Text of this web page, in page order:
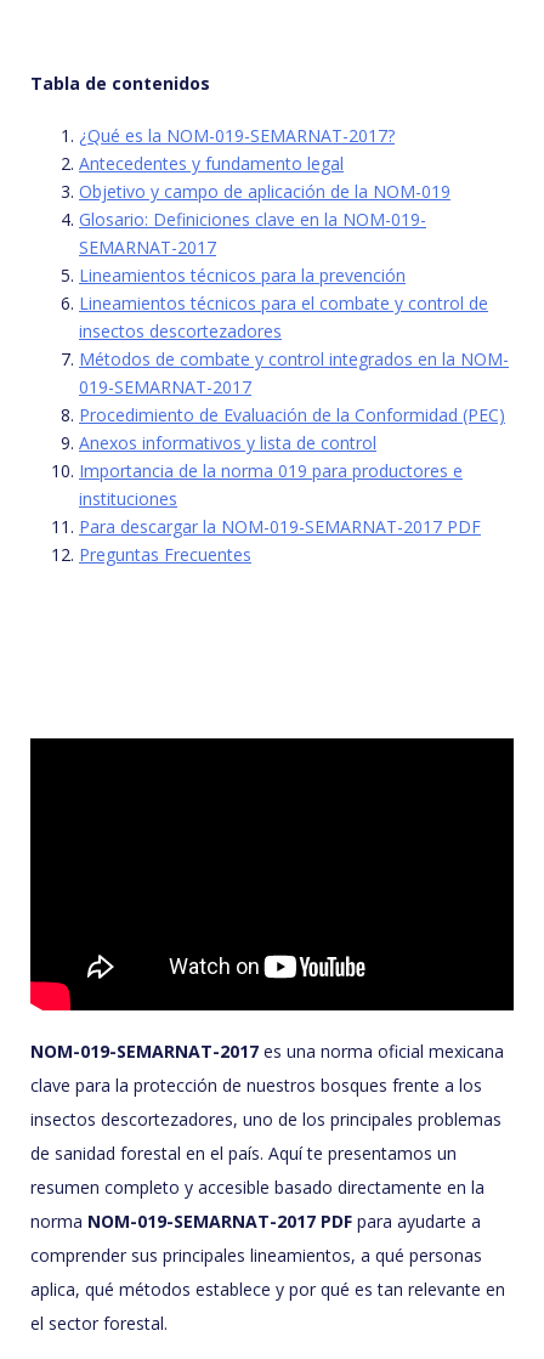
Tabla de contenidos
¿Qué es la NOM-019-SEMARNAT-2017?
Antecedentes y fundamento legal
Objetivo y campo de aplicación de la NOM-019
Glosario: Definiciones clave en la NOM-019-
SEMARNAT-2017
Lineamientos técnicos para la prevención
Lineamientos técnicos para el combate y control de
insectos descortezadores
Métodos de combate y control integrados en la NOM-
019-SEMARNAT-2017
Procedimiento de Evaluación de la Conformidad (PEC)
Anexos informativos y lista de control
Importancia de la norma 019 para productores e
instituciones
Para descargar la NOM-019-SEMARNAT-2017 PDF
Preguntas Frecuentes
NOM-019-SEMARNAT-2017 es una norma oficial mexicana
clave para la protección de nuestros bosques frente a los
insectos descortezadores, uno de los principales problemas
de sanidad forestal en el país. Aquí te presentamos un
resumen completo y accesible basado directamente en la
norma NOM-019-SEMARNAT-2017 PDF para ayudarte a
comprender sus principales lineamientos, a qué personas
aplica, qué métodos establece y por qué es tan relevante en
el sector forestal.